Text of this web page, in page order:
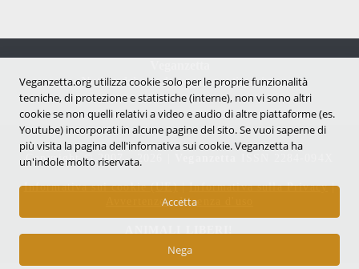
Notizie dal mondo vegan e antispecista
Copyright © 2007 - 2026 |
Informativa sui cookie (UE)|Informativa sulla Privacy|
Avvertenze e Licenza d'uso
Veganzetta.org utilizza cookie solo per le proprie funzionalità
tecniche, di protezione e statistiche (interne), non vi sono altri
cookie se non quelli relativi a video e audio di altre piattaforme (es.
Youtube) incorporati in alcune pagine del sito. Se vuoi saperne di
più visita la pagina dell'infornativa sui cookie. Veganzetta ha
un'indole molto riservata.
Accetta
Nega